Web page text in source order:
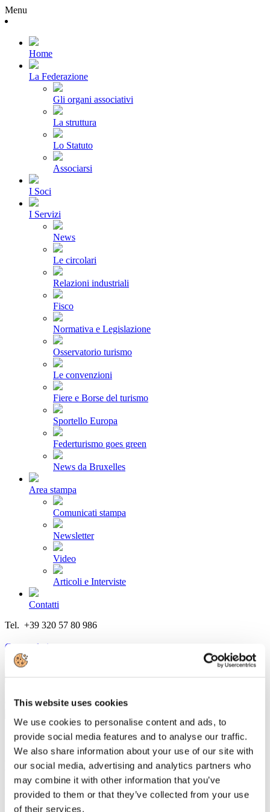
This website uses cookies
We use cookies to personalise content and ads, to
provide social media features and to analyse our traffic.
We also share information about your use of our site with
our social media, advertising and analytics partners who
may combine it with other information that you’ve
provided to them or that they’ve collected from your use
of their services.
Menu
Home
La Federazione
Gli organi associativi
La struttura
Lo Statuto
Associarsi
I Soci
I Servizi
News
Le circolari
Relazioni industriali
Fisco
Normativa e Legislazione
Osservatorio turismo
Le convenzioni
Fiere e Borse del turismo
Sportello Europa
Federturismo goes green
News da Bruxelles
Area stampa
Comunicati stampa
Newsletter
Video
Articoli e Interviste
Contatti
Tel. +39 320 57 80 986
Come aderire
Login
Cerca...
Newsletter N. 37 del 27/02/2015
Dettagli
Associazione Italiana Confindustria Alberghi